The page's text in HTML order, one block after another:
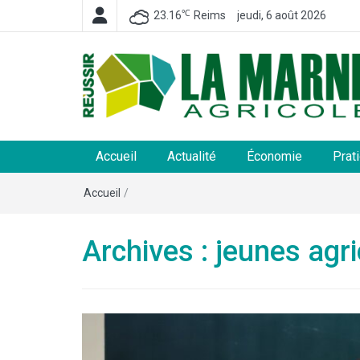
23.16℃ Reims jeudi, 6 août 2026
La Marne Agricole
et rurales
Accueil Actualité Économie
Accueil /
Archives : jeunes